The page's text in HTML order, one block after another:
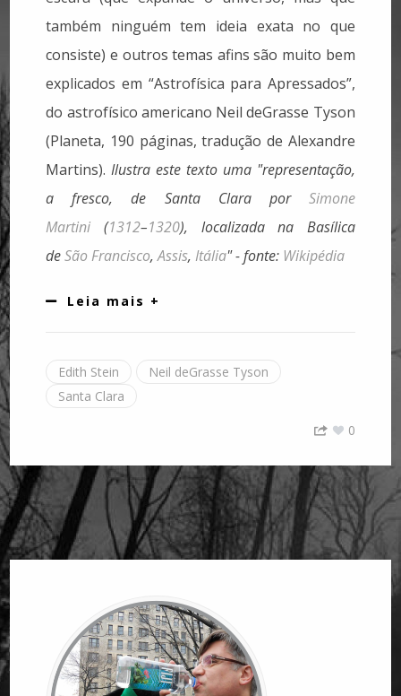
também ninguém tem ideia exata no que
consiste) e outros temas afins são muito bem
explicados em “Astrofísica para Apressados”,
do astrofísico americano Neil deGrasse Tyson
(Planeta, 190 páginas, tradução de Alexandre
Martins).Ilustra este texto uma "representação,
a fresco, de Santa Clara por Simone
Martini (1312–1320), localizada na Basílica
deSão Francisco,Assis, Itália" - fonte: Wikipédia
Leia mais +
Edith Stein
Neil deGrasse Tyson
Santa Clara
0